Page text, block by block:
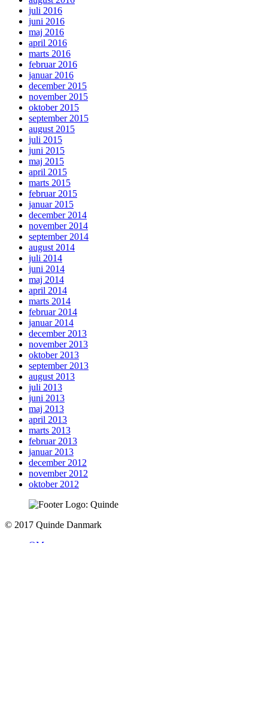
juli 2016
juni 2016
maj 2016
april 2016
marts 2016
februar 2016
januar 2016
december 2015
november 2015
oktober 2015
september 2015
august 2015
juli 2015
juni 2015
maj 2015
april 2015
marts 2015
februar 2015
januar 2015
december 2014
november 2014
september 2014
august 2014
juli 2014
juni 2014
maj 2014
april 2014
marts 2014
februar 2014
januar 2014
december 2013
november 2013
oktober 2013
september 2013
august 2013
juli 2013
juni 2013
maj 2013
april 2013
marts 2013
februar 2013
januar 2013
december 2012
november 2012
oktober 2012
To
© 2017 Quinde Danmark
OM